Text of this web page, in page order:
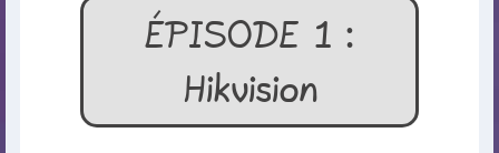
ÉPISODE 1 :
Hikvision